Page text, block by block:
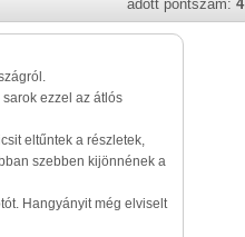
adott pontszám: 4
ezzel az átlós
eltűntek a részletek,
szebben kijönnének a
Hangyányit még elviselt